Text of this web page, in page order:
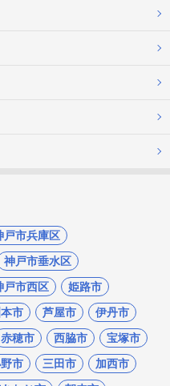
戸市兵庫区
神戸市垂水区
戸市西区
姫路市
市 芦屋市
伊丹市
赤穂市 西脇市
宝塚市
市 三田市
加西市